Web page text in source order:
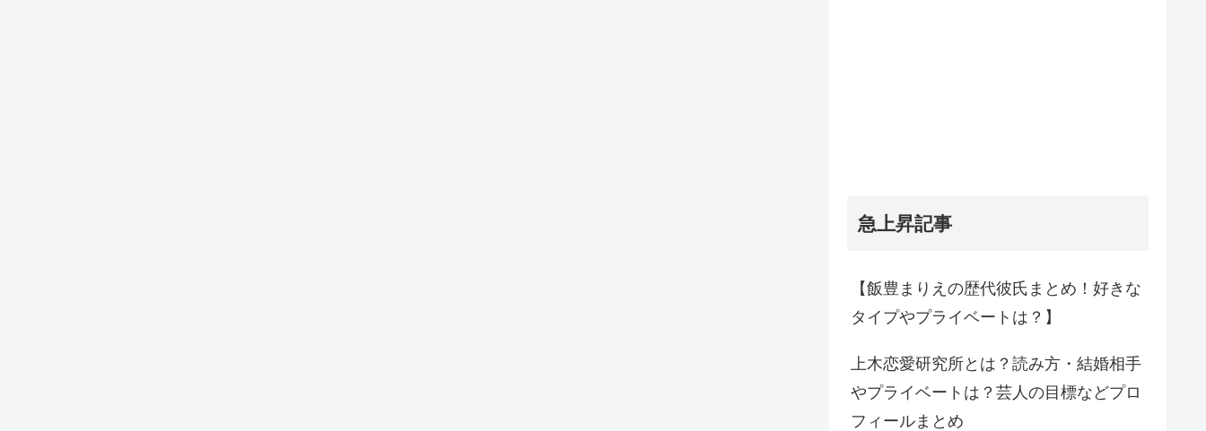
急上昇記事
【飯豊まりえの歴代彼氏まとめ！好きな
タイプやプライベートは？】
上木恋愛研究所とは？読み方・結婚相手
やプライベートは？芸人の目標などプロ
フィールまとめ